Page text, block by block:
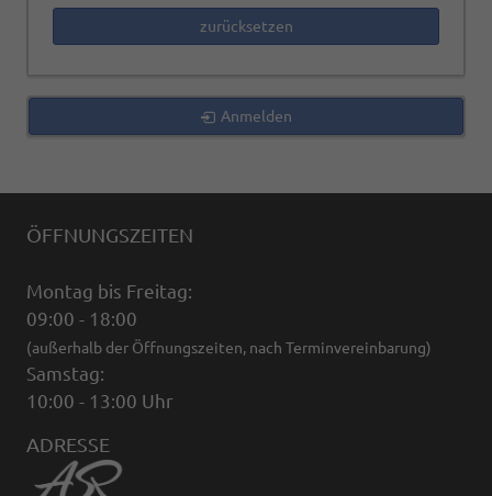
zurücksetzen
Anmelden
ÖFFNUNGSZEITEN
Montag bis Freitag:
09:00 - 18:00
(außerhalb der Öffnungszeiten, nach Terminvereinbarung)
Samstag:
10:00 - 13:00 Uhr
ADRESSE